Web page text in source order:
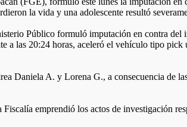
la vida y una adolescente resultó
Público formuló imputación en contra
a las 20:24 horas, aceleró el vehículo tipo
Daniela A. y Lorena G., a consecuencia de
emprendió los actos de investigación